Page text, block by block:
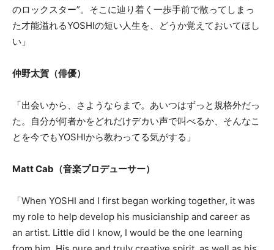
のロックスター”。そこに辿り着く一歩手前で散ってしまっ
た才能溢れるYOSHIの短い人生を、どうか覚えておいてほし
い」
仲野太賀（俳優）
「出会いから、さようならまで。あいつはずっと規格外だっ
た。自分が何者かをどれだけデカい声で叫べるか、そんなこ
とを今でもYOSHIから教わってる気がする」
Matt Cab（音楽プロデューサー）
「When YOSHI and I first began working together, it was
my role to help develop his musicianship and career as
an artist. Little did I know, I would be the one learning